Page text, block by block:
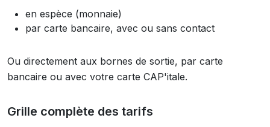
en espèce (monnaie)
par carte bancaire, avec ou sans contact
Ou directement aux bornes de sortie, par carte
bancaire ou avec votre carte CAP'itale.
Grille complète des tarifs